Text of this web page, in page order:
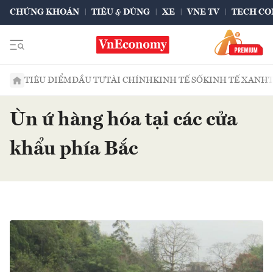
CHỨNG KHOÁN TIÊU & DÙNG XE VNE TV TECH
TIÊU ĐIỂMĐẦU TƯTÀI CHÍNHKINH TẾ SỐKINH TẾ XANH
Ùn ứ hàng hóa tại các cửa
khẩu phía Bắc